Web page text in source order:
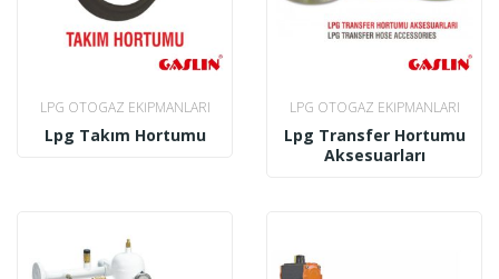
LPG OTOGAZ EKIPMANLARI
Lpg Takım Hortumu
LPG OTOGAZ EKIPMANLARI
Lpg Transfer Hortumu
Aksesuarları